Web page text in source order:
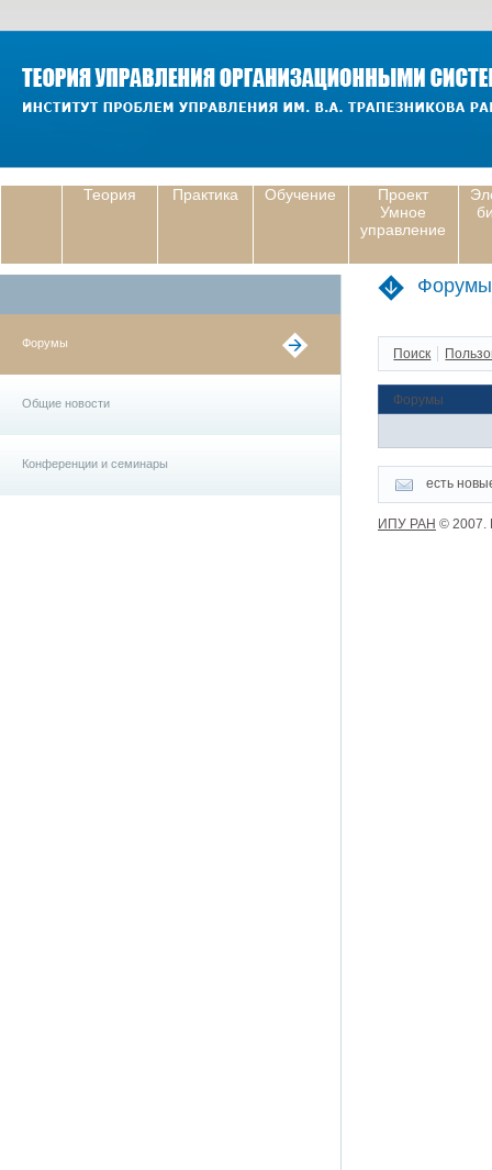
Теория Практика Обучение
Проект
Умное
управление
Форумы
Общие новости
Конференции и семинары
Поиск
Форумы
есть
ИПУ РАН © 2007.